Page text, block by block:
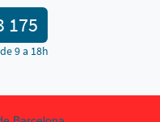
175
9 a 18h